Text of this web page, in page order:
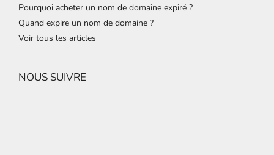
Pourquoi acheter un nom de domaine expiré ?
Quand expire un nom de domaine ?
Voir tous les articles
NOUS SUIVRE